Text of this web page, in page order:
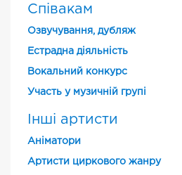
Співакам
Озвучування, дубляж
Естрадна діяльність
Вокальний конкурс
Участь у музичній групі
Інші артисти
Аніматори
Артисти циркового жанру